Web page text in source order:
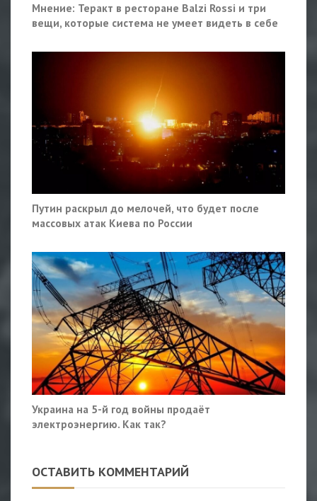
Мнение: Теракт в ресторане Balzi Rossi и три
вещи, которые система не умеет видеть в себе
Путин раскрыл до мелочей, что будет после
массовых атак Киева по России
Украина на 5-й год войны продаёт
электроэнергию. Как так?
ОСТАВИТЬ КОММЕНТАРИЙ